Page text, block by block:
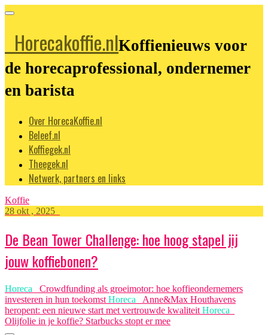
Horecakoffie.nlKoffienieuws voor
de horecaprofessional, ondernemer
en barista
Over HorecaKoffie.nl
Beleef.nl
Koffiegek.nl
Theegek.nl
Netwerk, partners en links
Koffie
28 okt , 2025
De Bean Tower Challenge: hoe hoog stapel jij
jouw koffiebonen?
Horeca Crowdfunding als groeimotor: hoe koffieondernemers
investeren in hun toekomst Horeca Anne&Max Houthavens
heropent: een nieuwe start met vertrouwde kwaliteit Horeca
Olijfolie in je koffie? Starbucks stopt er mee